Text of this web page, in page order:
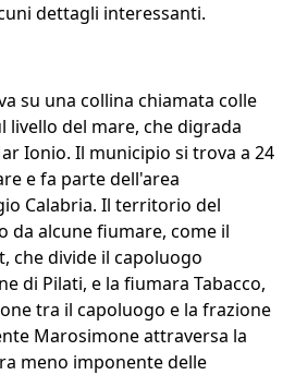
dettagli interessanti.
su una collina chiamata colle
livello del mare, che digrada
Ionio. Il municipio si trova a 24
e fa parte dell'area
Calabria. Il territorio del
da alcune fiumare, come il
che divide il capoluogo
di Pilati, e la fiumara Tabacco,
tra il capoluogo e la frazione
Marosimone attraversa la
meno imponente delle